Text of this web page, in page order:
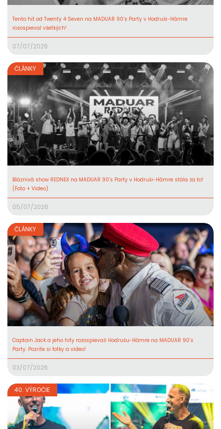
Tento hit od Twenty 4 Seven na MADUAR 90’s Party v Hodruši-Hámre
rozospieval všetkých!
07/07/2026
ČLÁNKY
Bláznivá show REDNEX na MADUAR 90’s Party v Hodruši-Hámre stála za to!
(Foto + Video)
05/07/2026
ČLÁNKY
Captain Jack a jeho hity rozospievali Hodrušu-Hámre na MADUAR 90’s
Party. Pozrite si fotky a video!
03/07/2026
40. VÝROČIE